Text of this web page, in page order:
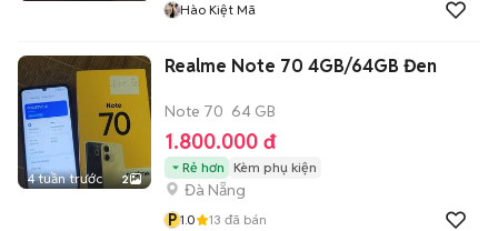
Hào Kiệt Mã
4 tuần trước 2
Realme Note 70 4GB/64GB Đen
Note 70 64 GB
1.800.000 đ
Rẻ hơn Kèm phụ kiện
Đà Nẵng
P 1.0 13 đã bán